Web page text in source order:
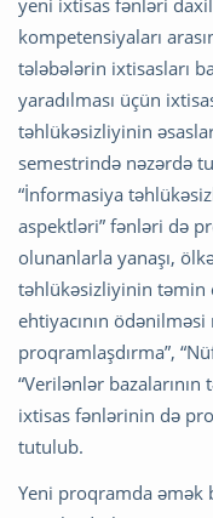
yeni ixtisas fənləri
kompetensiyaları
tələbələrin ixtisasları
yaradılması üçün
təhlükəsizliyinin
semestrində nəzərdə
“İnformasiya
aspektləri” fənləri də
olunanlarla yanaşı,
təhlükəsizliyinin təmin
ehtiyacının
proqramlaşdırma”,
“Verilənlər
ixtisas fənlərinin də
tutulub.
Yeni proqramda əmək